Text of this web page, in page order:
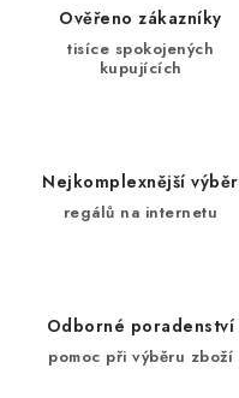
Ověřeno zákazníky
tisíce spokojených
kupujících
Nejkomplexnější výběr
regálů na internetu
Odborné poradenství
pomoc při výběru zboží